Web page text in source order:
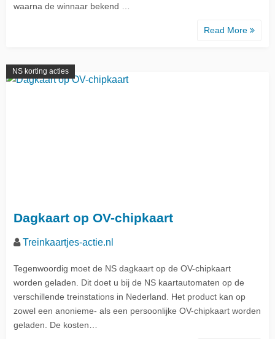
waarna de winnaar bekend …
Read More
NS korting acties
Dagkaart op OV-chipkaart
Treinkaartjes-actie.nl
Tegenwoordig moet de NS dagkaart op de OV-chipkaart
worden geladen. Dit doet u bij de NS kaartautomaten op de
verschillende treinstations in Nederland. Het product kan op
zowel een anonieme- als een persoonlijke OV-chipkaart worden
geladen. De kosten…